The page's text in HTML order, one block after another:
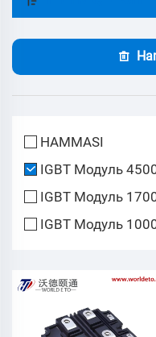
HAMMASI
IGBT Модуль
IGBT Модуль
IGBT Модуль